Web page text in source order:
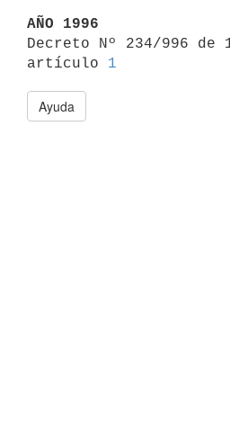
AÑO 1996
Decreto Nº 234/996 de
artículo 1
Ayuda